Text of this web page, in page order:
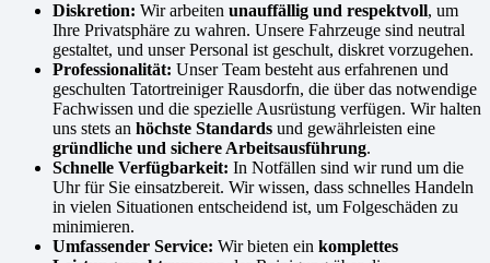
Diskretion: Wir arbeiten unauffällig und respektvoll, um
Ihre Privatsphäre zu wahren. Unsere Fahrzeuge sind neutral
gestaltet, und unser Personal ist geschult, diskret vorzugehen.
Professionalität: Unser Team besteht aus erfahrenen und
geschulten Tatortreiniger Rausdorfn, die über das notwendige
Fachwissen und die spezielle Ausrüstung verfügen. Wir halten
uns stets an höchste Standards und gewährleisten eine
gründliche und sichere Arbeitsausführung.
Schnelle Verfügbarkeit: In Notfällen sind wir rund um die
Uhr für Sie einsatzbereit. Wir wissen, dass schnelles Handeln
in vielen Situationen entscheidend ist, um Folgeschäden zu
minimieren.
Umfassender Service: Wir bieten ein komplettes